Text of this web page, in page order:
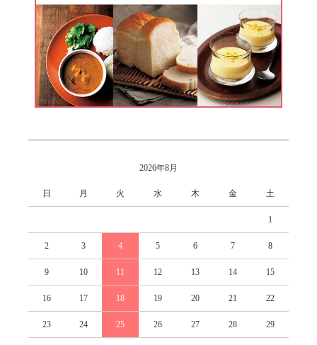
2026年8月
日 月 火 水 木 金 土
1
2 3 4 5 6 7 8
9 10 11 12 13 14 15
16 17 18 19 20 21 22
23 24 25 26 27 28 29